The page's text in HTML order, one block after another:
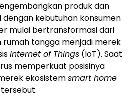
produk dan
dengan kebutuhan konsumen
mulai bertransformasi dari
tangga menjadi merek
Internet of Things (IoT). Saat
memperkuat posisinya
ekosistemsmart home